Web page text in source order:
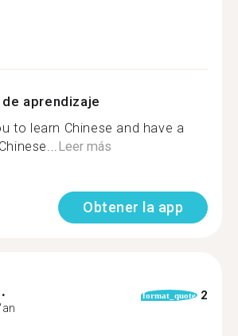
aprendizaje
to learn Chinese and have a
Leer más
Obtener la app
format_quote 2